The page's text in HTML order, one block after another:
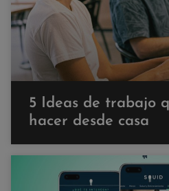
5 Ideas de trabajo
hacer desde casa